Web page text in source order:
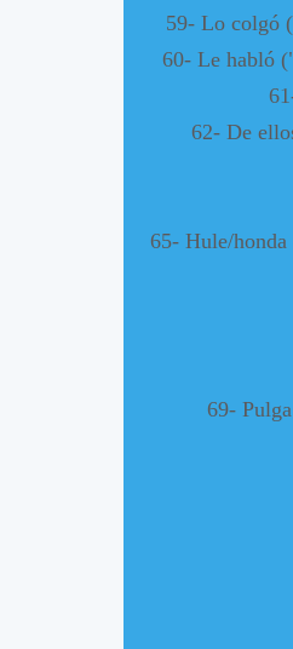
59- Lo colgó
60- Le habló
62- De
65- Hule/
69-